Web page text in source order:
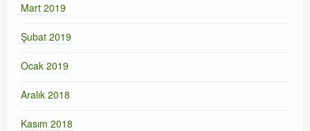
Mart 2019
Şubat 2019
Ocak 2019
Aralık 2018
Kasım 2018